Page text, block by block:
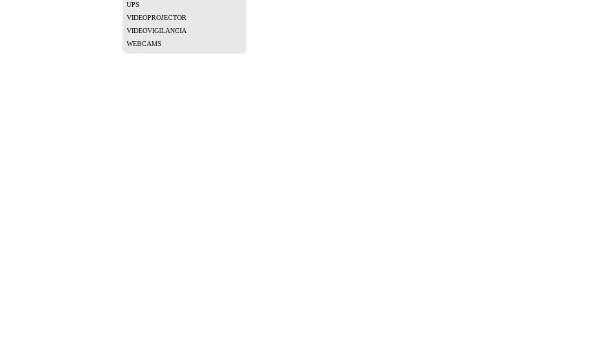
UPS
VIDEOPROJECTOR
VIDEOVIGILANCIA
WEBCAMS